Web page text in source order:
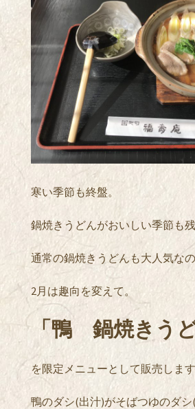
寒い季節も終盤。
鍋焼きうどんがおいしい季節も残
通常の鍋焼きうどんも大人気なの
2月は趣向を変えて。
「鴨 鍋焼きう
を限定メニューとして販売します
鴨のダシ(出汁)がそばつゆのダ